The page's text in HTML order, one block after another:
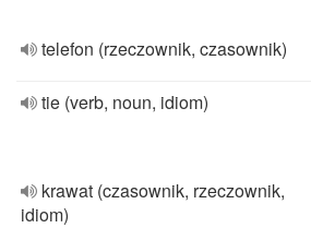
telefon (rzeczownik, czasownik)
tie (verb, noun, idiom)
krawat (czasownik, rzeczownik,
idiom)